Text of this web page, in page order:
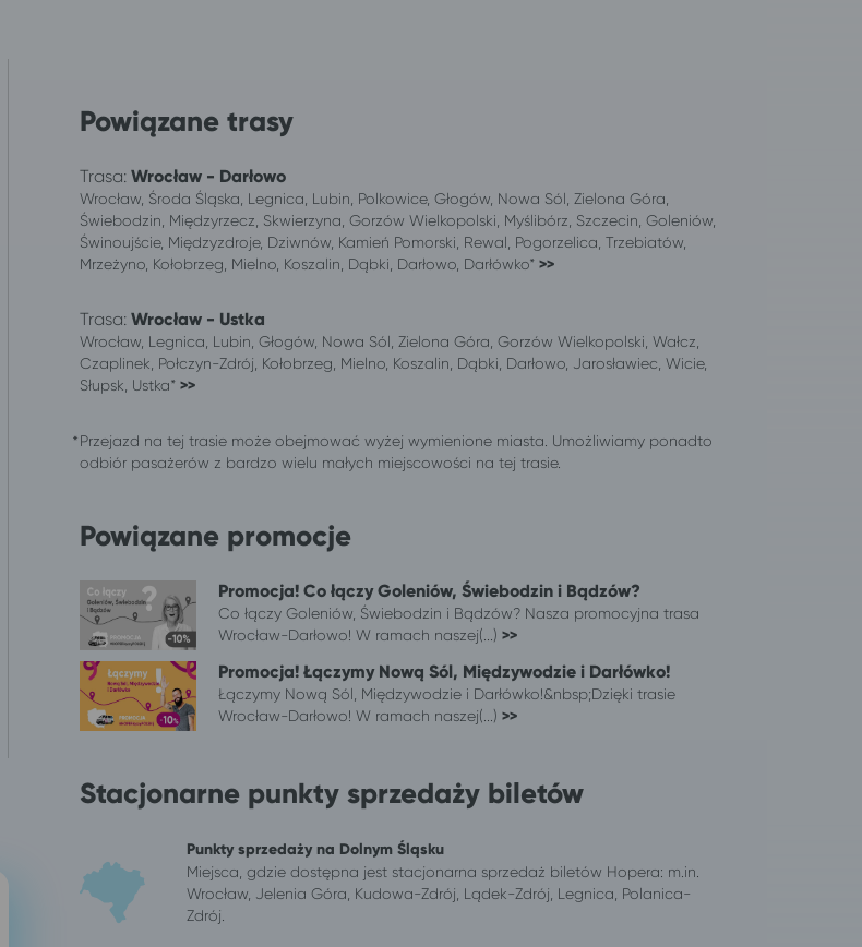
Powiązane trasy
Trasa: Wrocław - Darłowo
Wrocław, Środa Śląska, Legnica, Lubin, Polkowice, Głogów, Nowa Sól, Zielona Góra,
Świebodzin, Międzyrzecz, Skwierzyna, Gorzów Wielkopolski, Myślibórz, Szczecin, Goleniów,
Świnoujście, Międzyzdroje, Dziwnów, Kamień Pomorski, Rewal, Pogorzelica, Trzebiatów,
Mrzeżyno, Kołobrzeg, Mielno, Koszalin, Dąbki, Darłowo, Darłówko* >>
Trasa: Wrocław - Ustka
Wrocław, Legnica, Lubin, Głogów, Nowa Sól, Zielona Góra, Gorzów Wielkopolski, Wałcz,
Czaplinek, Połczyn-Zdrój, Kołobrzeg, Mielno, Koszalin, Dąbki, Darłowo, Jarosławiec, Wicie,
Słupsk, Ustka* >>
Przejazd na tej trasie może obejmować wyżej wymienione miasta. Umożliwiamy ponadto
odbiór pasażerów z bardzo wielu małych miejscowości na tej trasie.
Powiązane promocje
Promocja! Co łączy Goleniów, Świebodzin i Bądzów?
Co łączy Goleniów, Świebodzin i Bądzów? Nasza promocyjna trasa
Wrocław-Darłowo! W ramach naszej(...) >>
Promocja! Łączymy Nową Sól, Międzywodzie i Darłówko!
Łączymy Nową Sól, Międzywodzie i Darłówko!&nbsp;Dzięki trasie
Wrocław-Darłowo! W ramach naszej(...) >>
Stacjonarne punkty sprzedaży biletów
Punkty sprzedaży na Dolnym Śląsku
Miejsca, gdzie dostępna jest stacjonarna sprzedaż biletów Hopera: m.in.
Wrocław, Jelenia Góra, Kudowa-Zdrój, Lądek-Zdrój, Legnica, Polanica-
Zdrój.